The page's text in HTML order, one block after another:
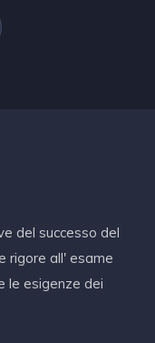
del successo del
rigore all' esame
le esigenze dei